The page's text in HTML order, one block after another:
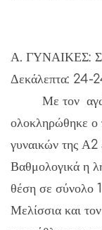
Α. ΓΥΝΑΙΚΕΣ:
Δεκάλεπτα: 24-
Με τον αγώνα
ολοκληρώθηκε ο
γυναικών της Α2
Βαθμολογικά η
θέση σε σύνολο
Μελίσσια και